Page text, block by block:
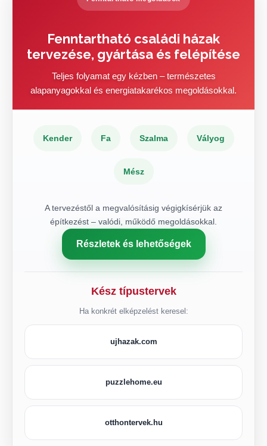
Fenntartható családi házak
tervezése, gyártása és felépítése
Teljes folyamat egy kézben – természetes
alapanyagokkal és energiatakarékos megoldásokkal.
Kender Fa Szalma Vályog
Mész
A tervezéstől a megvalósításig végigkísérjük az
építkezést – valódi, működő megoldásokkal.
Részletek és lehetőségek
Kész típustervek
Ha konkrét elképzelést keresel:
ujhazak.com
puzzlehome.eu
otthontervek.hu